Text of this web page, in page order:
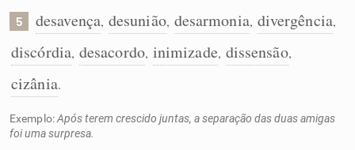
5 desavença, desunião, desarmonia, divergência,
discórdia, desacordo, inimizade, dissensão,
cizânia.
Exemplo:Após terem crescido juntas, a separação das duas amigas
foi uma surpresa.